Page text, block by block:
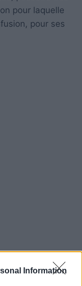
Information
pour laquelle
pour ses